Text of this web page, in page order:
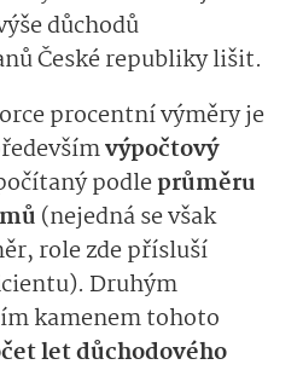
důchodů
České republiky lišit.
procentní výměry je
výpočtový
podleprůměru
(nejedná se však
role zde přísluší
Druhým
kamenem tohoto
let důchodového